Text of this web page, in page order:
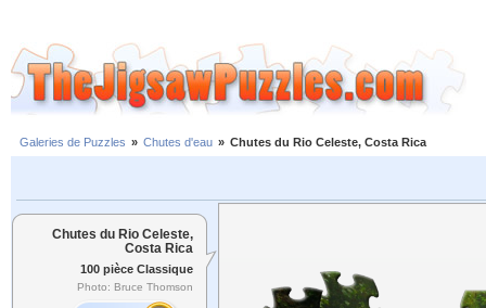
Galeries de Puzzles » Chutes d'eau » Chutes du Rio Celeste, Costa Rica
Chutes du Rio Celeste,
Costa Rica
100 pièce Classique
Photo: Bruce Thomson